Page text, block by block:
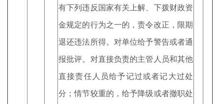
有下列违反国家有关上解、下拨财政资
金规定的行为之一的，责令改正，限期
退还违法所得。对单位给予警告或者通
报批评。对直接负责的主管人员和其他
直接责任人员给予记过或者记大过处
分；情节较重的，给予降级或者撤职处